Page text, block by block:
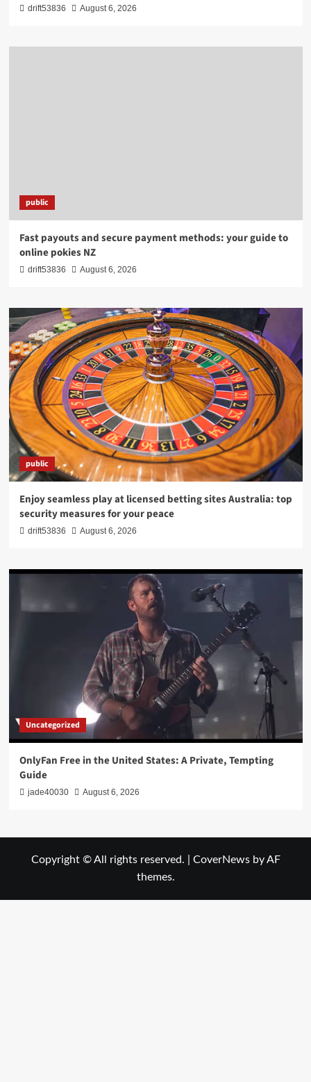
drift53836 August 6, 2026
public
Fast payouts and secure payment methods: your guide to
online pokies NZ
drift53836 August 6, 2026
public
Enjoy seamless play at licensed betting sites Australia: top
security measures for your peace
drift53836 August 6, 2026
Uncategorized
OnlyFan Free in the United States: A Private, Tempting
Guide
jade40030 August 6, 2026
Copyright © All rights reserved. CoverNewsby AF
themes.